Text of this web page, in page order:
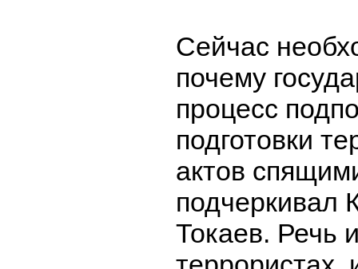
Сейчас
почему
процесс
подготовки
актов
Токаев. Речь